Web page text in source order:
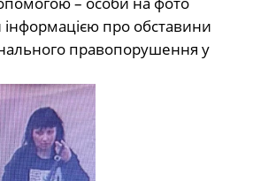
інформацією про обставини
правопорушення у